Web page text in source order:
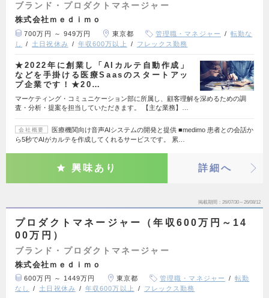
ブランド・プロダクトマネージャー
株式会社ｍｅｄｉｍｏ
700万円 ～ 949万円 東京都 管理職・マネジャー
転勤な
し
土日祝休み 年収600万以上 フレックス勤務
★2022年に創業し「AIカルテ自動作成」
などを手掛ける医療Saasのスタートアッ
プ企業です！★20…
マーケティング・コミュニケーション部に所属し、顧客理解を深めるための調
査・分析・提案を担当していただきます。 【主な業務】…
会社概要
医療機関向け音声AIシステムの開発と提供 ■medimo 患者との会話か
ら5秒でAIがカルテを作成してくれるサービスです。 累…
興味あり 詳細へ
掲載期間 26/07/30～26/08/12
プロダクトマネージャー（年収600万円～14
00万円）
ブランド・プロダクトマネージャー
株式会社ｍｅｄｉｍｏ
600万円 ～ 1449万円 東京都 管理職・マネジャー
転勤
なし
土日祝休み 年収600万以上 フレックス勤務